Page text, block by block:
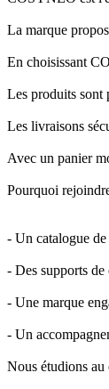
La marque
En choisissant
Les produits sont
Les livraisons
Avec un panier
Pourquoi
- Un catalogue
- Des supports
- Une marque
- Un
Nous étudions au